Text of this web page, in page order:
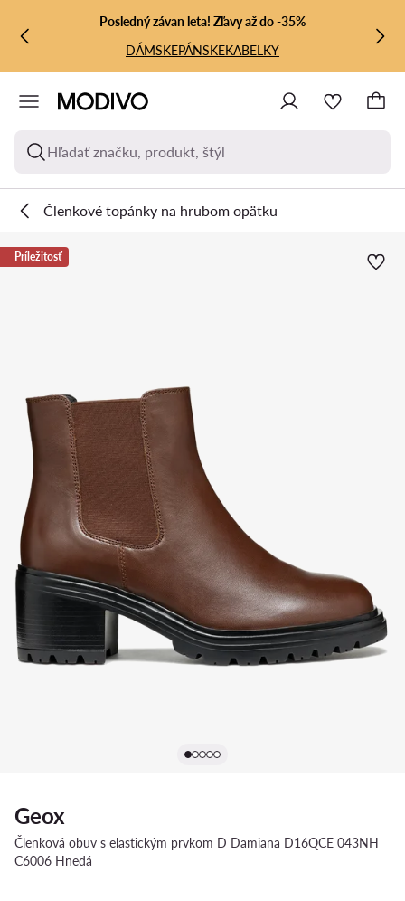
PREJSŤ NA HLAVNÝ OBSAH
PREJSŤ NA VYHĽADÁVANIE
Posledný závan leta! Zľavy až do -35%
DÁMSKEPÁNSKEKABELKY
Hľadať značku, produkt, štýl
Členkové topánky na hrubom opätku
Príležitosť
Geox
Členková obuv s elastickým prvkom D Damiana D16QCE 043NH
C6006 Hnedá